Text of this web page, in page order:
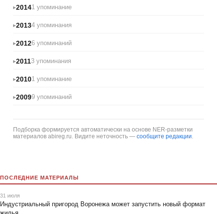
20141 упоминание
20134 упоминания
20126 упоминаний
20113 упоминания
20101 упоминание
20099 упоминаний
Подборка формируется автоматически на основе NER-разметки
материалов abireg.ru. Видите неточность — сообщите редакции
ПОСЛЕДНИЕ МАТЕРИАЛЫ
31 июля
Индустриальный пригород Воронежа может запустить новый формат